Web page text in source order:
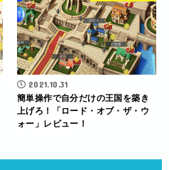
2021.10.31
簡単操作で自分だけの王国を築き
上げろ！「ロード・オブ・ザ・ウ
ォー」レビュー！